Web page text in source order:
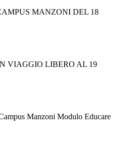
MANZONI DEL 18
VIAGGIO LIBERO AL 19
Manzoni Modulo Educare